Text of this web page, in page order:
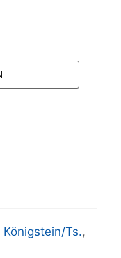
Königstein/Ts.,